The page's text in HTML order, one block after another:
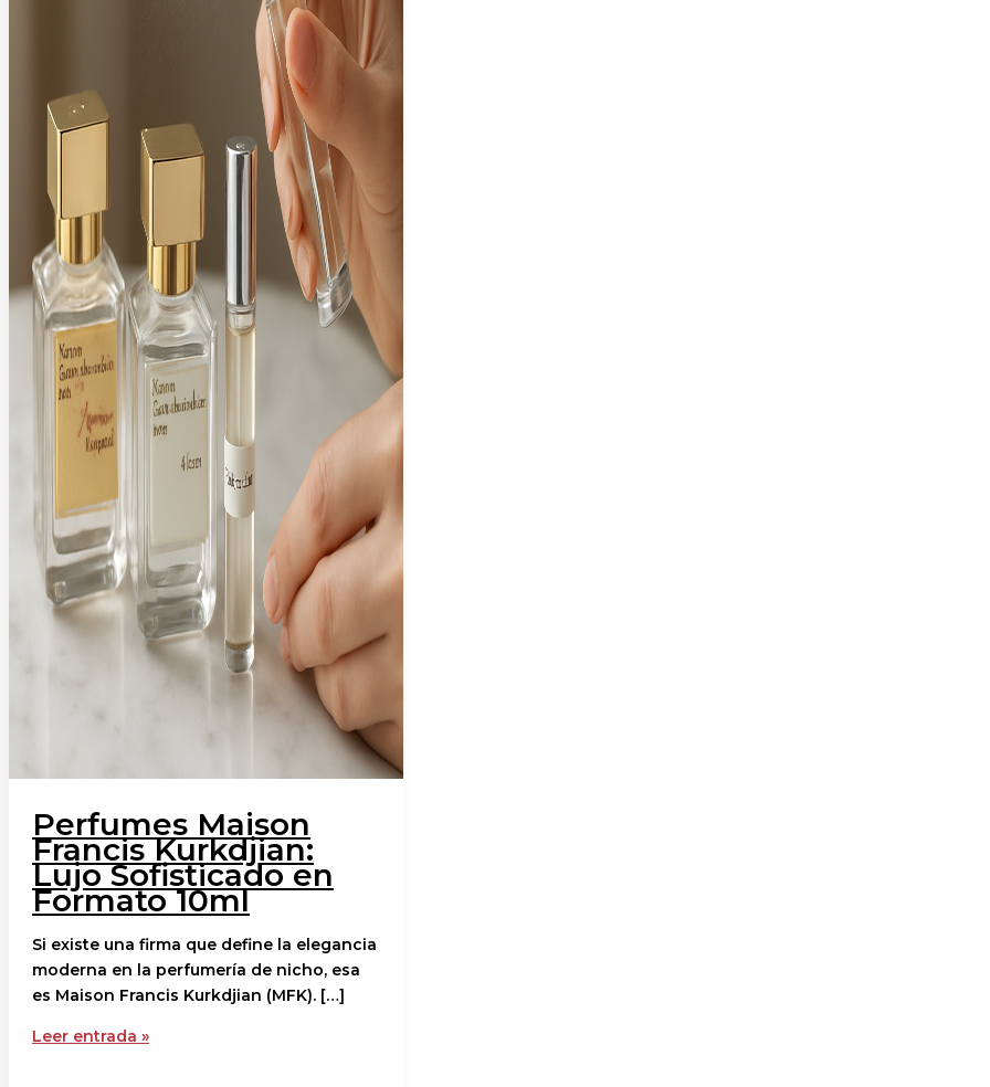
Perfumes Maison
Francis Kurkdjian:
Lujo Sofisticado en
Formato 10ml
Si existe una firma que define la elegancia
moderna en la perfumería de nicho, esa
es Maison Francis Kurkdjian (MFK). […]
Leer entrada »